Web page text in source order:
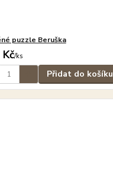
puzzle Beruška
/ks
Přidat do košíku